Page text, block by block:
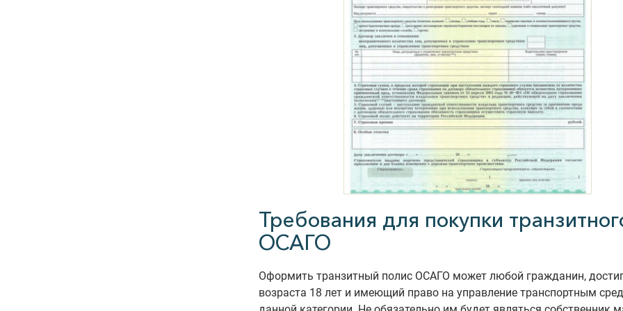
Требования для покупки
ОСАГО
Оформить транзитный полис ОСАГО может любой гражданин,
возраста 18 лет и имеющий право на управление транспортным